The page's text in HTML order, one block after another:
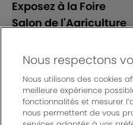
Exposez à la Foire
Salon de l'Agriculture
Suivez-nous
Nous respectons
Nous utilisons des cookies
meilleure expérience
fonctionnalités et mesurer
nous permettent de vous